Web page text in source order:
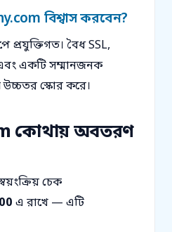
বিশ্বাস করবেন?
প্রযুক্তিগত। বৈধ SSL,
একটি সম্মানজনক
স্কোর করে।
কোথায় অবতরণ
চেক
এ রাখে — এটি